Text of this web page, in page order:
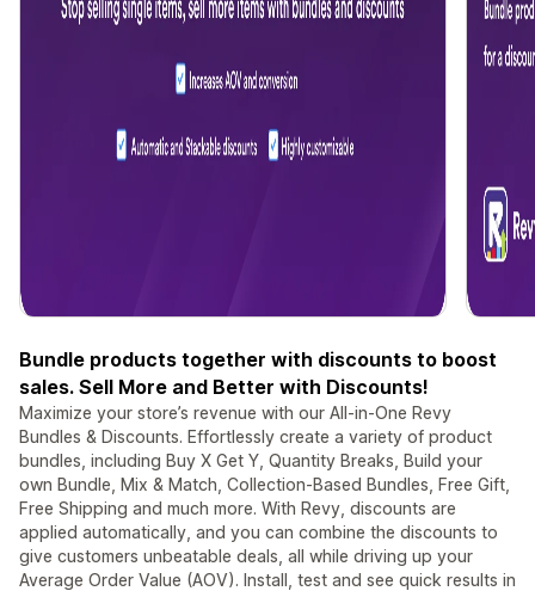
Bundle products together with discounts to boost
sales. Sell More and Better with Discounts!
Maximize your store’s revenue with our All-in-One Revy
Bundles & Discounts. Effortlessly create a variety of product
bundles, including Buy X Get Y, Quantity Breaks, Build your
own Bundle, Mix & Match, Collection-Based Bundles, Free Gift,
Free Shipping and much more. With Revy, discounts are
applied automatically, and you can combine the discounts to
give customers unbeatable deals, all while driving up your
Average Order Value (AOV). Install, test and see quick results in